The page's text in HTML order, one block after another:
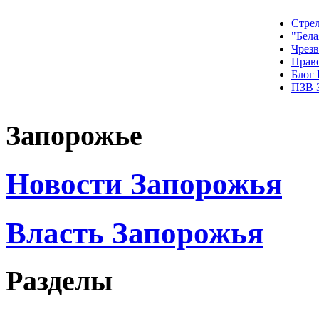
Блог
ПЗВ
Запорожье
Новости Запорожья
Власть Запорожья
Разделы